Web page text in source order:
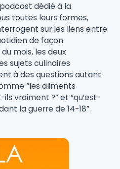
podcast dédié à la
toutes leurs formes,
sur les liens entre
de façon
mois, les deux
sujets culinaires
à des questions autant
“les aliments
vraiment ?” et “qu’est-
la guerre de 14-18”.